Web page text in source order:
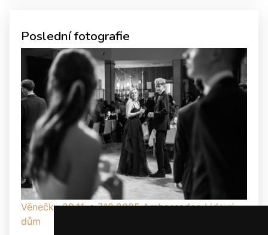
Poslední fotografie
Věnečky 29.11. a 7.12.2025 Ambassador, Lidový
dům